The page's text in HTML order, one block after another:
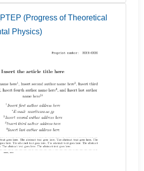
(Progress of Theoretical
Physics)